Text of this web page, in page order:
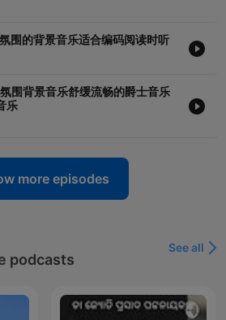
围的背景音乐适合编码阅读时听
围背景音乐舒缓流畅的爵士音乐
乐
more episodes
podcasts
See all